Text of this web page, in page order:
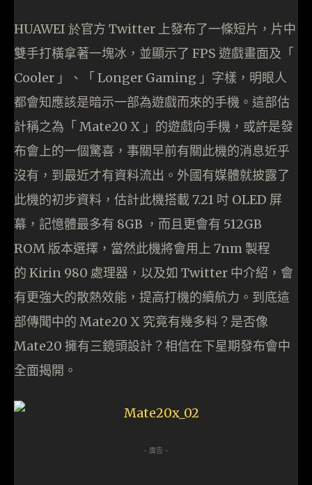
HUAWEI 於官方 Twitter 上發布了一條短片，片中
雙手打橫拿著一塊冰，並顯示了 FPS 遊戲畫面及「
Cooler 」、「 Longer Gaming 」字樣，明眼人
都會知應該是暗示一部為遊戲而來的手機。這部估
計稱之為「 Mate20 X 」的遊戲向手機，或許是發
布會上的一個驚喜，事關早前有關此機的消息近乎
沒有，到最近才有資料流出。外國有媒體就披露了
此機的初步資料，估計此機搭載7.21 吋 OLED 屏
幕，記憶體最多有 8GB ，而且更會有 512GB
ROM 版本選擇，當然此機將會用上 7nm 製程
的 Kirin 980 處理器，以及如 Twitter 中介紹，會
有更強大的散熱效能，提高打機的續航力。到底這
部傳聞中的 Mate20 X 究竟有幾多料？是否像
Mate20 擁有三鏡頭設計？相信在下星期發布會中
全面揭開。
- 廣告 -